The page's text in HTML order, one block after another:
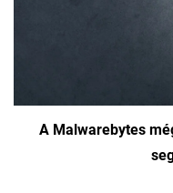
A Malwarebytes